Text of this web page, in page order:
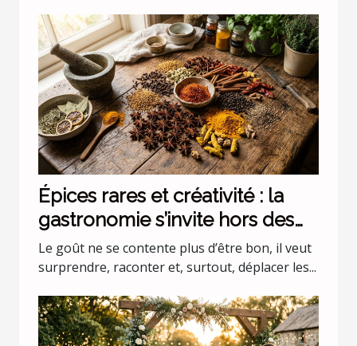
Épices rares et créativité : la
gastronomie s’invite hors des
codes
Le goût ne se contente plus d’être bon, il veut
surprendre, raconter et, surtout, déplacer les...